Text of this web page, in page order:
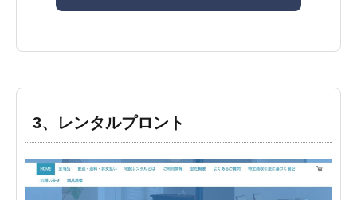
3、レンタルプロント